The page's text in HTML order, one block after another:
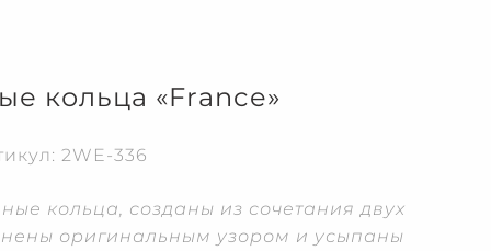
кольца «France»
2WE-336
кольца, созданы из сочетания двух
оригинальным узором и усыпаны